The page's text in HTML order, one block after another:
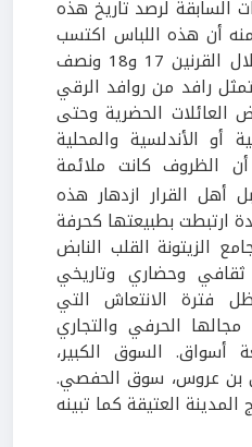
السابقة لرصد تاريخ هذه
منه أن هذه اللباس اكتسب
كل مقومات النجاح خاصة خلال القرنين 17 و18 ونصف
تمثل رافد من روافد الرقي
العائلات الحضرية وحتى
أو الأندلسية والمحلية
الظروف كانت ملائمة
أهل القرار ازدهار هذه
ارتبطت بطبيعتها كحرفة
الزيتونة القلب النابض
ثقافي وحضاري وتاريخي
فترة الانتعاش التي
الحرفي والتجاري
أسواق. السوق الكبير،
بن عروس، سوق الحفصي.
العتيقة كما تبينه